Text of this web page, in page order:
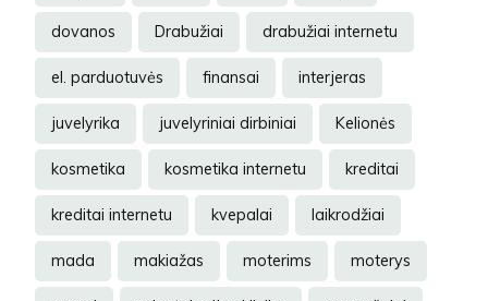
dovanos Drabužiai drabužiai internetu
el. parduotuvės finansai interjeras
juvelyrika juvelyriniai dirbiniai Kelionės
kosmetika kosmetika internetu kreditai
kreditai internetu kvepalai laikrodžiai
mada makiažas moterims moterys